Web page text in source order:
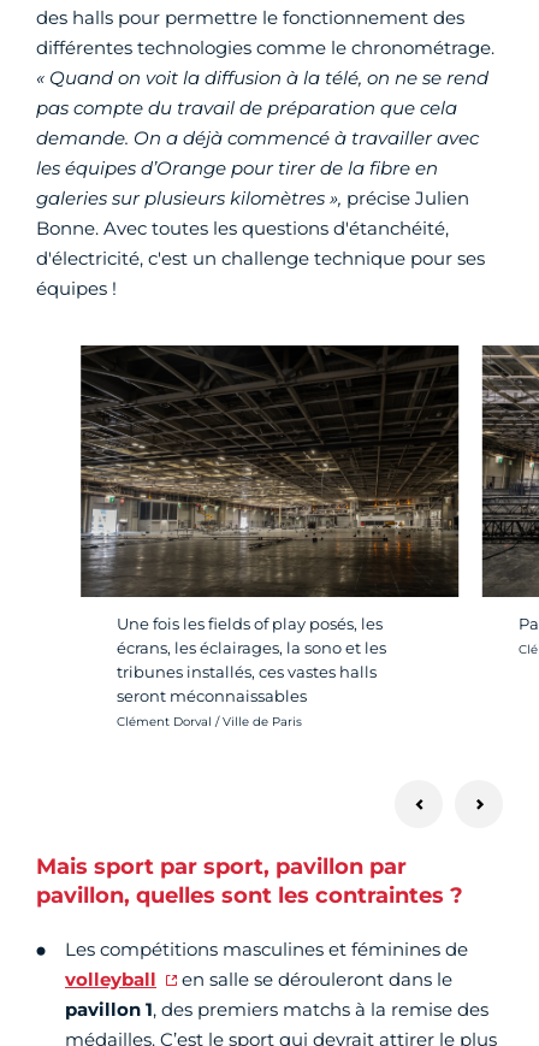
des halls pour permettre le fonctionnement des
différentes technologies comme le chronométrage.
« Quand on voit la diffusion à la télé, on ne se rend
pas compte du travail de préparation que cela
demande. On a déjà commencé à travailler avec
les équipes d’Orange pour tirer de la fibre en
galeries sur plusieurs kilomètres », précise Julien
Bonne. Avec toutes les questions d'étanchéité,
d'électricité, c'est un challenge technique pour ses
équipes !
Une fois les fields of play posés, les
écrans, les éclairages, la sono et les
tribunes installés, ces vastes halls
seront méconnaissables
Crédit photo :
Clément Dorval / Ville de Paris
Mais sport par sport, pavillon par
pavillon, quelles sont les contraintes ?
Les compétitions masculines et féminines de
volleyball
en salle se dérouleront dans le
pavillon 1, des premiers matchs à la remise des
médailles. C’est le sport qui devrait attirer le plus